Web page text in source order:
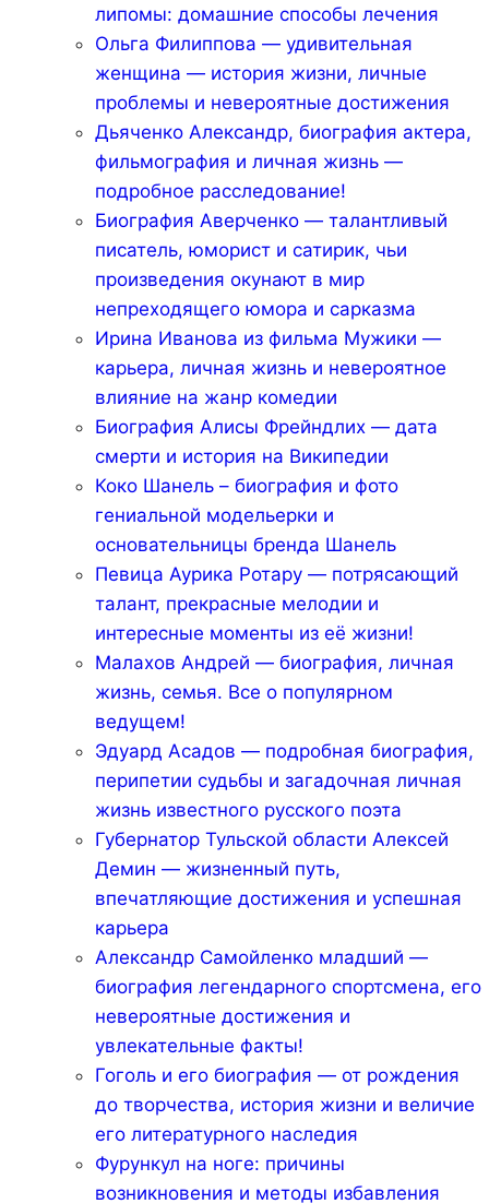
липомы: домашние способы лечения
Ольга Филиппова — удивительная
женщина — история жизни, личные
проблемы и невероятные достижения
Дьяченко Александр, биография актера,
фильмография и личная жизнь —
подробное расследование!
Биография Аверченко — талантливый
писатель, юморист и сатирик, чьи
произведения окунают в мир
непреходящего юмора и сарказма
Ирина Иванова из фильма Мужики —
карьера, личная жизнь и невероятное
влияние на жанр комедии
Биография Алисы Фрейндлих — дата
смерти и история на Википедии
Коко Шанель – биография и фото
гениальной модельерки и
основательницы бренда Шанель
Певица Аурика Ротару — потрясающий
талант, прекрасные мелодии и
интересные моменты из её жизни!
Малахов Андрей — биография, личная
жизнь, семья. Все о популярном
ведущем!
Эдуард Асадов — подробная биография,
перипетии судьбы и загадочная личная
жизнь известного русского поэта
Губернатор Тульской области Алексей
Демин — жизненный путь,
впечатляющие достижения и успешная
карьера
Александр Самойленко младший —
биография легендарного спортсмена, его
невероятные достижения и
увлекательные факты!
Гоголь и его биография — от рождения
до творчества, история жизни и величие
его литературного наследия
Фурункул на ноге: причины
возникновения и методы избавления